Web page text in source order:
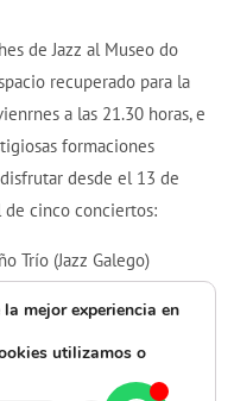
de Jazz al Museo do
recuperado para la
a las 21.30 horas, e
formaciones
desde el 13 de
cinco conciertos:
Trío (Jazz Galego)
Rock)
Galego)
mejor experiencia en
utilizamos o